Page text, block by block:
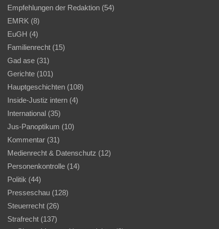
Empfehlungen der Redaktion (54)
EMRK (8)
EuGH (4)
Familienrecht (15)
Gad ase (31)
Gerichte (101)
Hauptgeschichten (108)
Inside-Justiz intern (4)
International (35)
Jus-Panoptikum (10)
Kommentar (31)
Medienrecht & Datenschutz (12)
Personenkontrolle (14)
Politik (44)
Presseschau (128)
Steuerrecht (26)
Strafrecht (137)